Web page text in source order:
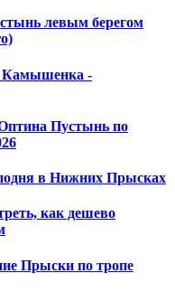
левым берегом
Камышенка -
Пустынь по
в Нижних Прысках
как дешево
Прыски по тропе